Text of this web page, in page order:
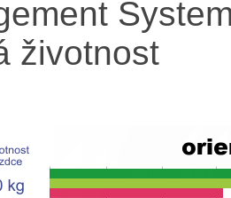
životnost